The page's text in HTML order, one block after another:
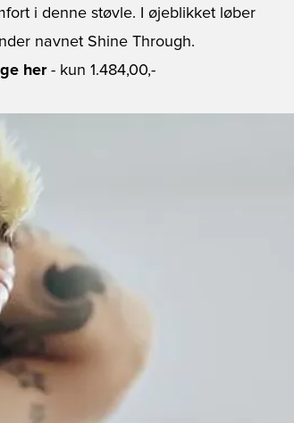
i denne støvle. I øjeblikket løber
navnet Shine Through.
her- kun 1.484,00,-